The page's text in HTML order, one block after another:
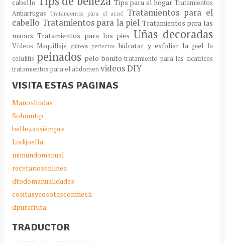
cabello
Tips para el hogar Tratamientos
Antiarrugas Tratamientos para el acné Tratamientos para el
cabello Tratamientos para la piel Tratamientos para las
manos Tratamientos para los pies Uñas decoradas
Vídeos Maquillaje glúteos perfectos hidratar y exfoliar la piel la
celulitis peinados pelo bonito tratamiento para las cicatrices
tratamientos para el abdomenvideos DIY
VISITA ESTAS PAGINAS
Manoslindas
Solountip
bellezaxsiempre
Lodijoella
mimundomanual
recetariosenlinea
dtodomanualidades
cositasycosotasconmesh
dpurafruta
TRADUCTOR